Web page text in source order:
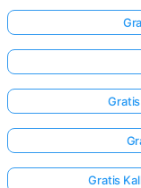
Gratis